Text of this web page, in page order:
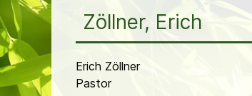
Zöllner, Erich
Erich Zöllner
Pastor